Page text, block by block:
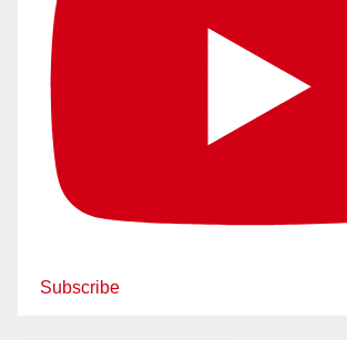
Subscribe